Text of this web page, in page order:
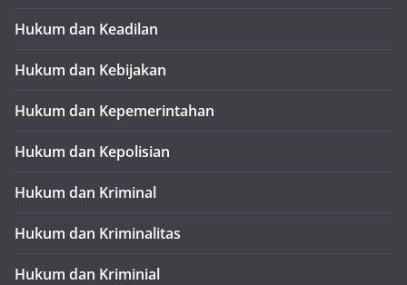
Hukum dan Keadilan
Hukum dan Kebijakan
Hukum dan Kepemerintahan
Hukum dan Kepolisian
Hukum dan Kriminal
Hukum dan Kriminalitas
Hukum dan Kriminial